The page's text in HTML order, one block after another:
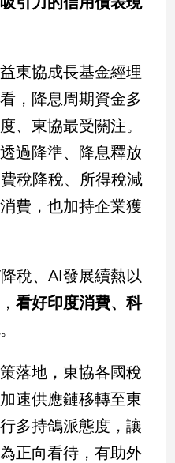
東協成長基金經理
，降息周期資金多
、東協最受關注。
過降準、降息釋放
稅降稅、所得稅減
費，也加持企業獲
稅、AI發展續熱以
看好印度消費、科
。
落地，東協各國稅
速供應鏈移轉至東
多持鴿派態度，讓
正向看待，有助外